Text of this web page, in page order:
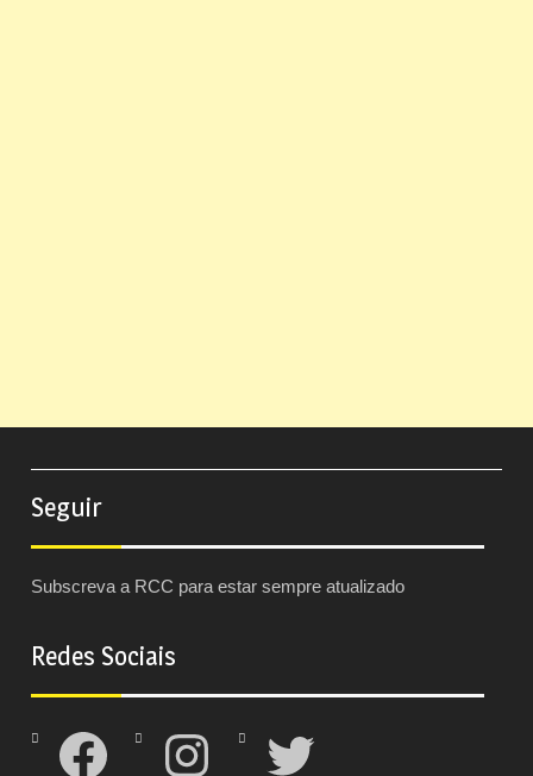
Seguir
Subscreva a RCC para estar sempre atualizado
Redes Sociais
Facebook Instagram Twitter